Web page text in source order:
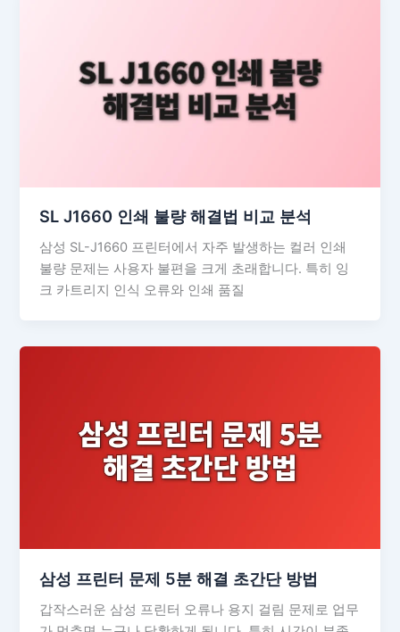
SL J1660 인쇄 불량 해결법 비교 분석
삼성 SL-J1660 프린터에서 자주 발생하는 컬러 인쇄
불량 문제는 사용자 불편을 크게 초래합니다. 특히 잉
크 카트리지 인식 오류와 인쇄 품질
삼성 프린터 문제 5분 해결 초간단 방법
갑작스러운 삼성 프린터 오류나 용지 걸림 문제로 업무